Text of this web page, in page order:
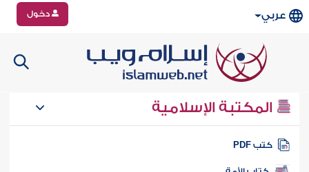
عربي دخول
المكتبة الإسلامية
كتب PDF